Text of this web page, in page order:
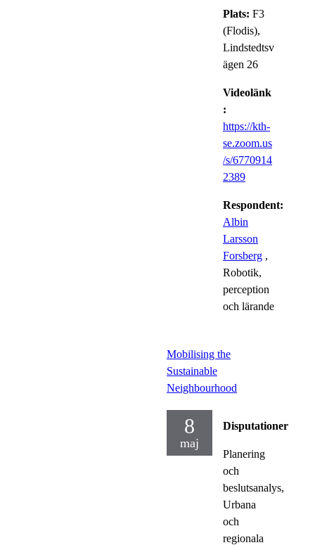
Plats: F3
(Flodis),
Lindstedtsv
ägen 26
Videolänk
:
https://kth-
se.zoom.us
/s/6770914
2389
Respondent:
Albin
Larsson
Forsberg ,
Robotik,
perception
och lärande
Mobilising the
Sustainable
Neighbourhood
8
maj
Disputationer
Planering
och
beslutsanalys,
Urbana
och
regionala